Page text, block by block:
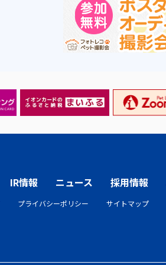
IR情報 ニュース 採用情報
プライバシーポリシー サイトマップ